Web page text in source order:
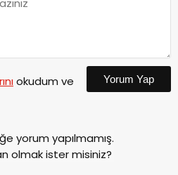
okudum ve
Yorum Yap
yorum yapılmamış.
olmak ister misiniz?